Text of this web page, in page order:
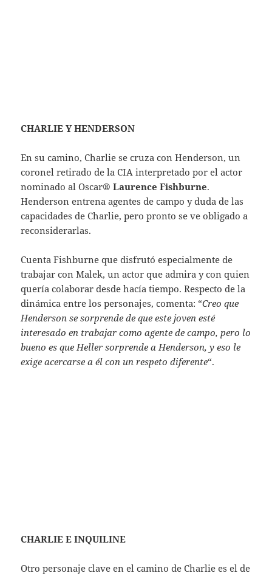
CHARLIE Y HENDERSON
En su camino, Charlie se cruza con Henderson, un
coronel retirado de la CIA interpretado por el actor
nominado al Oscar®Laurence Fishburne.
Henderson entrena agentes de campo y duda de las
capacidades de Charlie, pero pronto se ve obligado a
reconsiderarlas.
Cuenta Fishburne que disfrutó especialmente de
trabajar con Malek, un actor que admira y con quien
quería colaborar desde hacía tiempo. Respecto de la
dinámica entre los personajes, comenta: “Creo que
Henderson se sorprende de que este joven esté
interesado en trabajar como agente de campo, pero lo
bueno es que Heller sorprende a Henderson, y eso le
exige acercarse a él con un respeto diferente“.
CHARLIE E INQUILINE
Otro personaje clave en el camino de Charlie es el de